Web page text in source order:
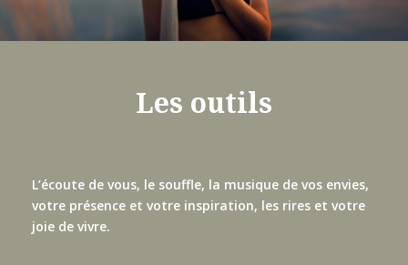
Les outils
L’écoute de vous, le souffle, la musique de vos envies,
votre présence et votre inspiration, les rires et votre
joie de vivre.